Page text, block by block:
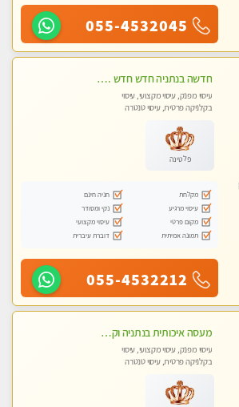
055-4532045
חדשה בנתניה חדש חדש .כל סוגי העיסויים במקום הכי מושלם בעיר . highly recommended..new in the city
עיסוי מפנק, עיסוי מקצועי, עיסוי
בקלניקה פרטית, עיסוי טנטרה
פלטינה
מקלחת
חניה חינם
עיסוי מרגיע
נקי ומסודר
מקום פרטי
עיסוי מקצועי
תמונה אמיתית
דוברת עיברית
055-4532212
מעסה איכותית בנתניה וקלאסית מזמינה אותך לעיסוי נעים מפנק ומרגיע
עיסוי מפנק, עיסוי מקצועי, עיסוי
בקלניקה פרטית, עיסוי טנטרה